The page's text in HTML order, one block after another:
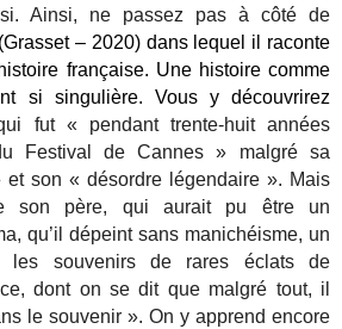
Ainsi, ne passez pas à côté de
(Grasset – 2020) dans lequel il raconte
française. Une histoire comme
si singulière. Vous y découvrirez
fut « pendant trente-huit années
Festival de Cannes » malgré sa
son « désordre légendaire ». Mais
son père, qui aurait pu être un
qu’il dépeint sans manichéisme, un
les souvenirs de rares éclats de
dont on se dit que malgré tout, il
le souvenir ». On y apprend encore